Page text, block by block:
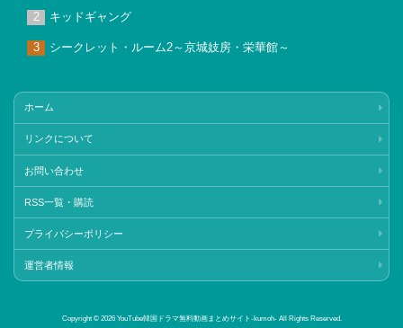
キッドギャング
シークレット・ルーム2～京城妓房・栄華館～
ホーム
リンクについて
お問い合わせ
RSS一覧・購読
プライバシーポリシー
運営者情報
Copyright © 2026 YouTube韓国ドラマ無料動画まとめサイト‐kumoh‐ All Rights Reserved.